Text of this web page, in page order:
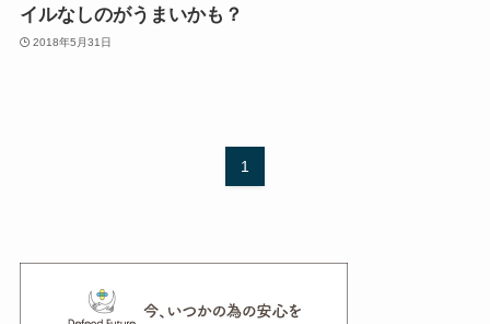
イルなしのがうまいかも？
2018年5月31日
1